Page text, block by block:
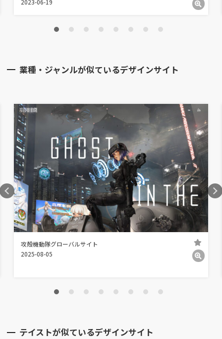
2023-06-19
業種・ジャンルが似ているデザインサイト
攻殻機動隊グローバルサイト
2025-08-05
テイストが似ているデザインサイト